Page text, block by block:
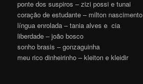
ponte dos suspiros – zizi possi e tunai
coração de estudante – milton nascimento
língua enrolada – tania alves e cia
liberdade – joão bosco
sonho brasis – gonzaguinha
meu rico dinheirinho – kleiton e kleidir